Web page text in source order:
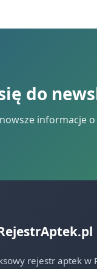
do
informacje
rejestr aptek w